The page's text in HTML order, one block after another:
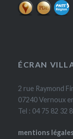
ÉCRAN
2 rue Raymond
07240 Vernoux
Tel : 04 75 82 32
mentions